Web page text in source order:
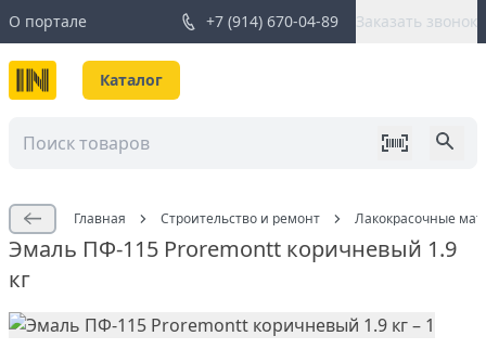
О портале +7 (914) 670-04-89 Заказать звонок
Каталог
Главная Строительство и ремонт Лакокрасочные
Эмаль ПФ-115 Proremontt коричневый 1.9
кг